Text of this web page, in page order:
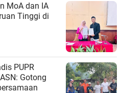
MoA dan IA
Tinggi di
PUPR
Gotong